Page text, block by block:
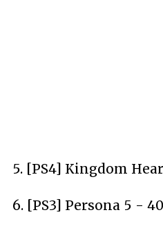
5. [PS4] Kingdom
6. [PS3] Persona 5 -